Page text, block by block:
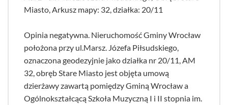
Miasto, Arkusz mapy: 32, działka: 20/11
Opinia negatywna. Nieruchomość Gminy Wrocław
położona przy ul.Marsz. Józefa Piłsudskiego,
oznaczona geodezyjnie jako działka nr 20/11, AM
32, obręb Stare Miasto jest objęta umową
dzierżawy zawartą pomiędzy Gminą Wrocław a
Ogólnokształcącą Szkoła Muzyczną I i II stopnia im.